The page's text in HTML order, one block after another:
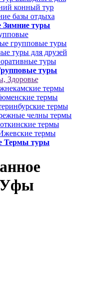
конный тур
базы отдыха
Зимние туры
групповые туры
туры для друзей
туры
туры
Здоровье
термы
термы
термы
челны термы
термы
термы
Термы туры
Уфы